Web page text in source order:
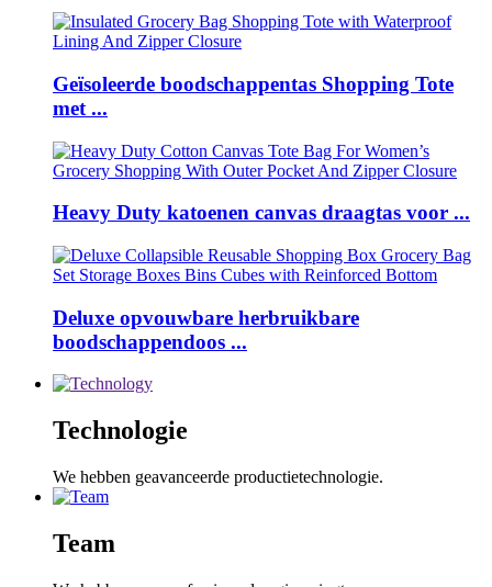
Geïsoleerde boodschappentas Shopping Tote
met ...
Heavy Duty katoenen canvas draagtas voor ...
Deluxe opvouwbare herbruikbare
boodschappendoos ...
Technologie
We hebben geavanceerde productietechnologie.
Team